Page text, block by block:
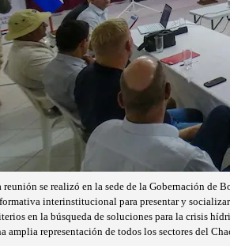
reunión se realizó en la sede de la Gobernación de
interinstitucional para presentar y
en la búsqueda de soluciones para la crisis
amplia representación de todos los sectores del